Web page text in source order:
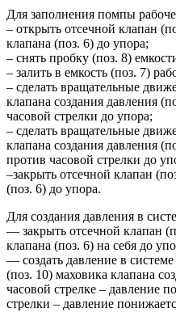
Для заполнения помпы
– открыть отсечной клапан
клапана (поз. 6) до упора;
– снять пробку (поз. 8)
– залить в емкость (поз. 7)
– сделать вращательные
клапана создания давления
часовой стрелки до упора;
– сделать вращательные
клапана создания давления
против часовой стрелки до
–закрыть отсечной клапан
(поз. 6) до упора.
Для создания давления в
— закрыть отсечной клапан
клапана (поз. 6) на себя до
— создать давление в
(поз. 10) маховика клапана
часовой стрелке – давление
стрелки – давление